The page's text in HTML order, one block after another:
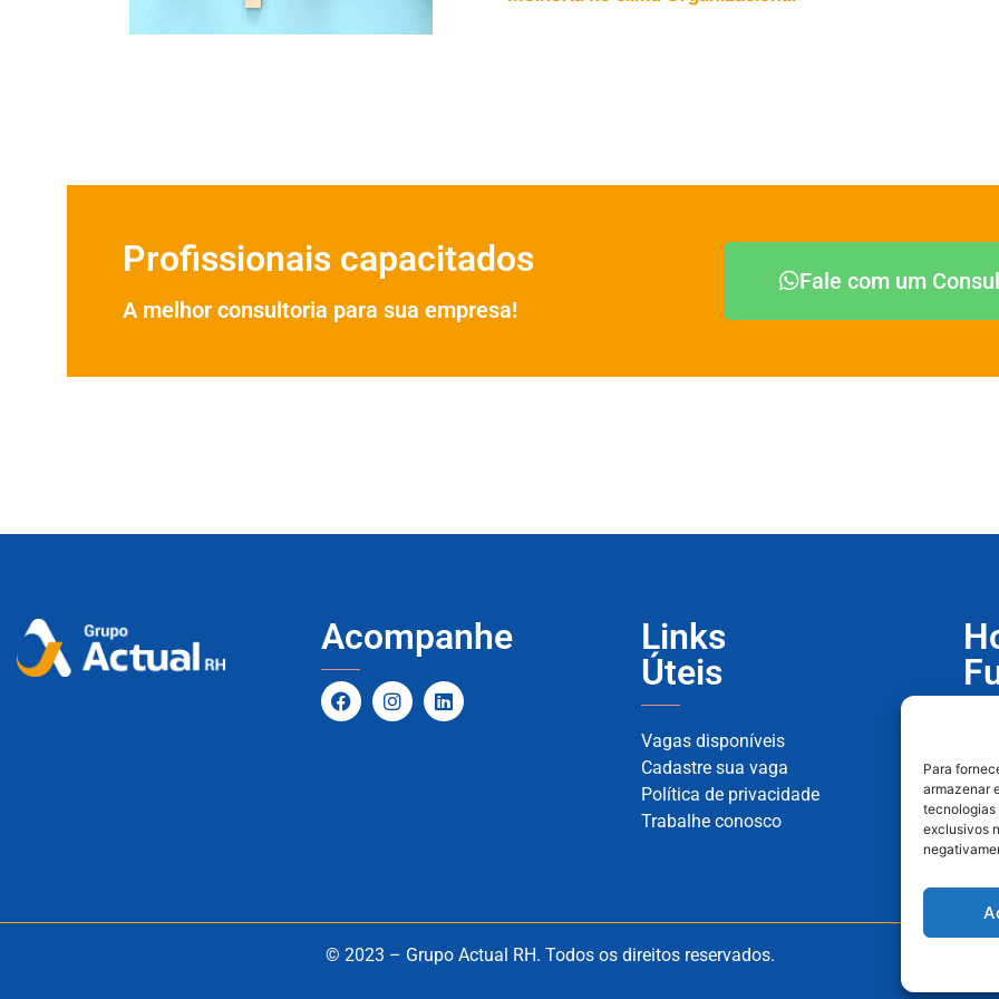
Para
armazenar
tecnologias
exclusivos
Profissionais capacitados
A melhor consultoria para sua empresa!
Fale com um
Acompanhe
Links
Úteis
Vagas disponíveis
Cadastre sua vaga
Política de privacidade
Trabalhe conosco
© 2023 – Grupo Actual RH. Todos os direitos reservados.